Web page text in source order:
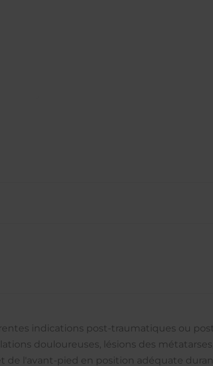
indications post-traumatiques ou
douloureuses, lésions des
l'avant-pied en position adéquate